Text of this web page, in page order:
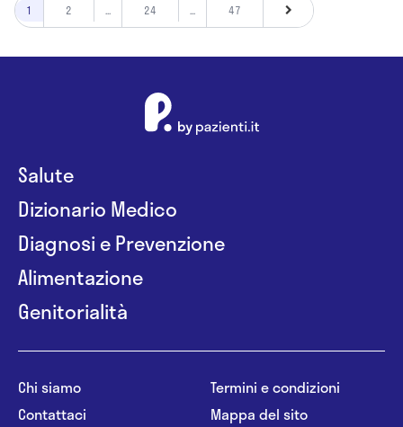
1 2 ... 24 ... 47
Salute
Dizionario Medico
Diagnosi e Prevenzione
Alimentazione
Genitorialità
Chi siamo
Contattaci
Termini e condizioni
Mappa del sito